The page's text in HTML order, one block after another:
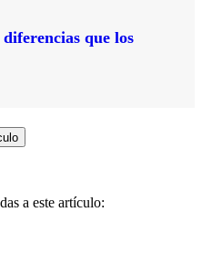
que los
a este artículo: